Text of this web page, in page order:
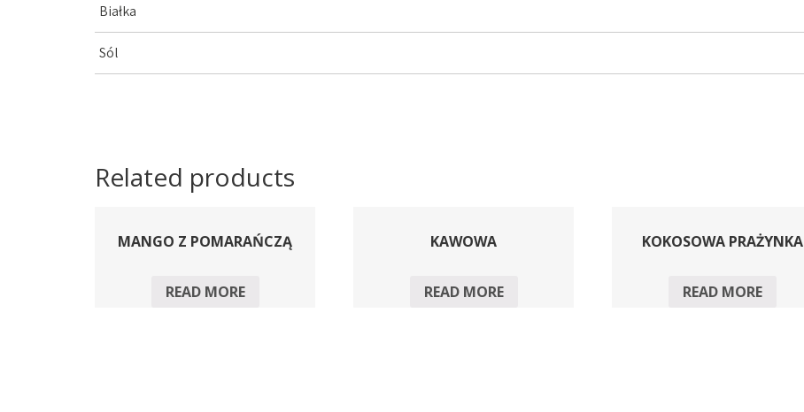
Białka
Sól
Related products
MANGO Z POMARAŃCZĄ
READ MORE
KAWOWA
READ MORE
KOKOSOWA PRAŻYNKA
READ MORE